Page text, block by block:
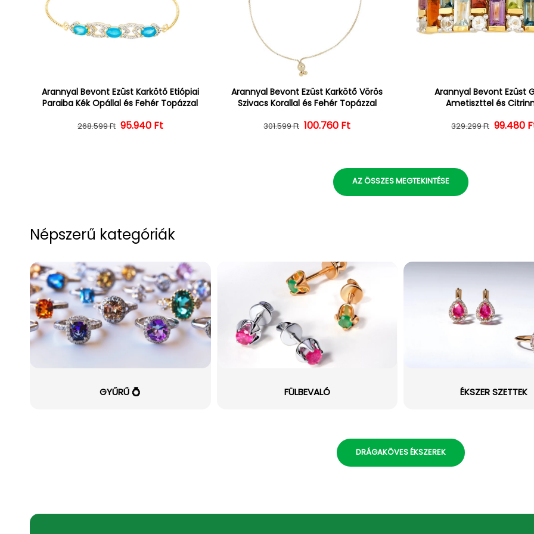
Arannyal Bevont Ezüst Karkötő Etiópiai
Paraiba Kék Opállal és Fehér Topázzal
Normál ár
268.599 Ft Kedvezményes ár
95.940 Ft
Arannyal Bevont Ezüst Karkötő Vörös
Szivacs Korallal és Fehér Topázzal
Normál ár
301.599 Ft Kedvezményes ár
100.760 Ft
Arannyal Bevont Ezüst
Ametiszttel és
Normál
329.299 Ft 99.480
AZ ÖSSZES MEGTEKINTÉSE
Népszerű kategóriák
GYŰRŰ 💍 FÜLBEVALÓ ÉKSZER SZETTEK
DRÁGAKÖVES ÉKSZEREK